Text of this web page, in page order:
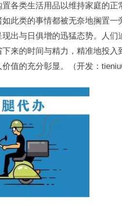
各类生活用品以维持家庭的正
此类的事情都被无奈地搁置一
出与日俱增的迅猛态势。人们
来的时间与精力，精准地投入
值的充分彰显。（开发：